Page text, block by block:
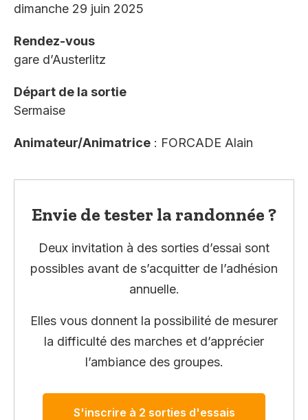
dimanche 29 juin 2025
Rendez-vous
gare d’Austerlitz
Départ de la sortie
Sermaise
Animateur/Animatrice : FORCADE Alain
Envie de tester la randonnée ?
Deux invitation à des sorties d’essai sont
possibles avant de s’acquitter de l’adhésion
annuelle.
Elles vous donnent la possibilité de mesurer
la difficulté des marches et d’apprécier
l’ambiance des groupes.
S'inscrire à 2 sorties d'essais